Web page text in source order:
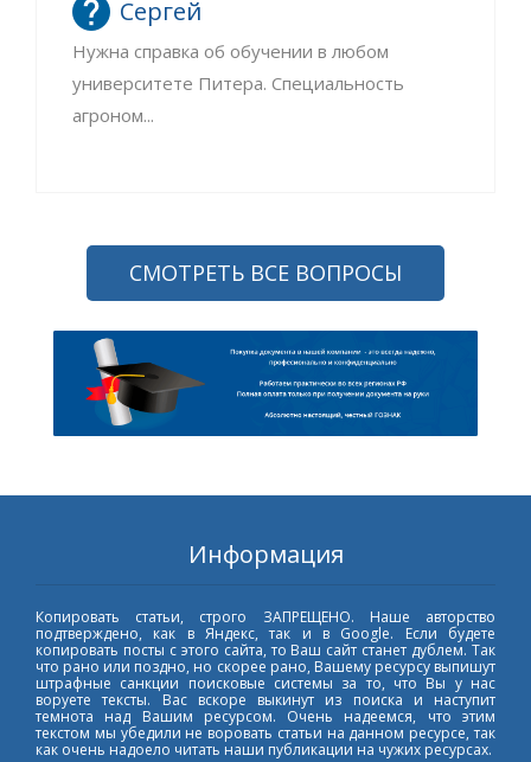
Сергей
Нужна справка об обучении в любом
университете Питера. Специальность
агроном...
СМОТРЕТЬ ВСЕ ВОПРОСЫ
Информация
Копировать статьи, строго ЗАПРЕЩЕНО. Наше авторство
подтверждено, как в Яндекс, так и в Google. Если будете
копировать посты с этого сайта, то Ваш сайт станет дублем. Так
что рано или поздно, но скорее рано, Вашему ресурсу выпишут
штрафные санкции поисковые системы за то, что Вы у нас
воруете тексты. Вас вскоре выкинут из поиска и наступит
темнота над Вашим ресурсом. Очень надеемся, что этим
текстом мы убедили не воровать статьи на данном ресурсе, так
как очень надоело читать наши публикации на чужих ресурсах.